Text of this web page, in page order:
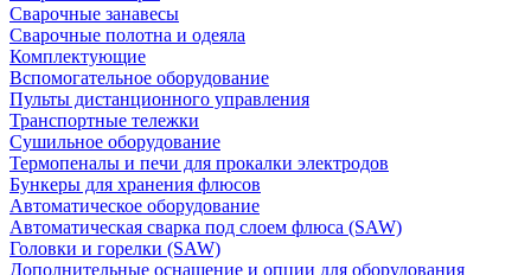
Сварочные занавесы
Сварочные полотна и одеяла
Комплектующие
Вспомогательное оборудование
Пульты дистанционного управления
Транспортные тележки
Сушильное оборудование
Термопеналы и печи для прокалки электродов
Бункеры для хранения флюсов
Автоматическое оборудование
Автоматическая сварка под слоем флюса (SAW)
Головки и горелки (SAW)
Дополнительные оснащение и опции для оборудования